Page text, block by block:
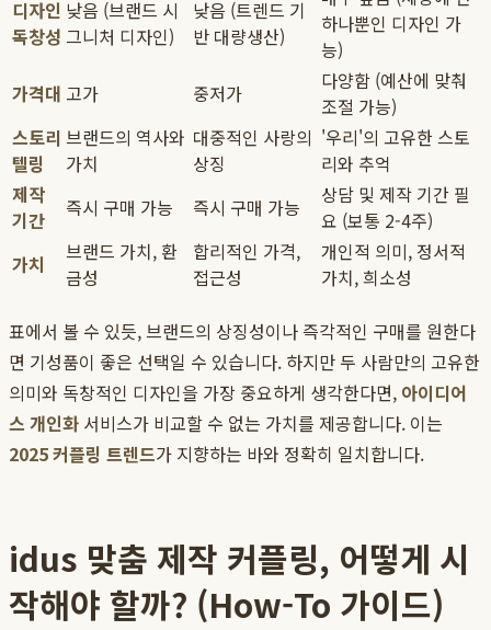
디자인
독창성
낮음 (브랜드 시
그니처 디자인)
낮음 (트렌드 기
반 대량생산)
하나뿐인 디자인 가
능)
가격대 고가 중저가
다양함 (예산에 맞춰
조절 가능)
스토리
텔링
브랜드의 역사와
가치
대중적인 사랑의
상징
'우리'의 고유한 스토
리와 추억
제작
기간
즉시 구매 가능 즉시 구매 가능
상담 및 제작 기간 필
요 (보통 2-4주)
가치
브랜드 가치, 환
금성
합리적인 가격,
접근성
개인적 의미, 정서적
가치, 희소성
표에서 볼 수 있듯, 브랜드의 상징성이나 즉각적인 구매를 원한다
면 기성품이 좋은 선택일 수 있습니다. 하지만 두 사람만의 고유한
의미와 독창적인 디자인을 가장 중요하게 생각한다면, 아이디어
스 개인화 서비스가 비교할 수 없는 가치를 제공합니다. 이는
2025 커플링 트렌드가 지향하는 바와 정확히 일치합니다.
idus 맞춤 제작 커플링, 어떻게 시
작해야 할까? (How-To 가이드)